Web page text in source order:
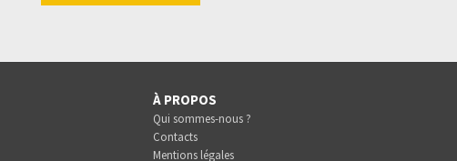
À PROPOS
Qui sommes-nous ?
Contacts
Mentions légales